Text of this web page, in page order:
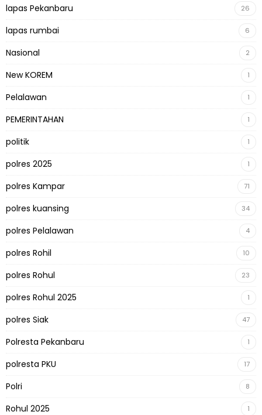
lapas Pekanbaru 26
lapas rumbai 6
Nasional 2
New KOREM 1
Pelalawan 1
PEMERINTAHAN 1
politik 1
polres 2025 1
polres Kampar 71
polres kuansing 34
polres Pelalawan 4
polres Rohil 10
polres Rohul 23
polres Rohul 2025 1
polres Siak 47
Polresta Pekanbaru 1
polresta PKU 17
Polri 8
Rohul 2025 1